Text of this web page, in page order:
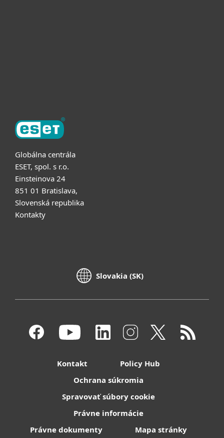
Globálna centrála
ESET, spol. s r.o.
Einsteinova 24
851 01 Bratislava,
Slovenská republika
Kontakty
Slovakia (SK)
Kontakt
Policy Hub
Ochrana súkromia
Spravovať súbory cookie
Právne informácie
Právne dokumenty
Mapa stránky